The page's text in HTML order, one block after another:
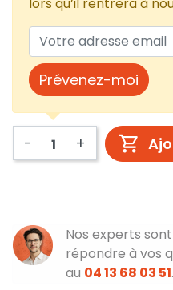
Prévenez-moi
- +
Nos experts
répondre à vos
au 04 13 68 03 51.